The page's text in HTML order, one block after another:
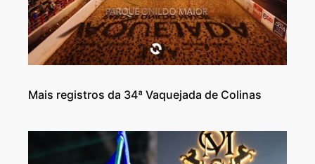
Mais registros da 34ª Vaquejada de Colinas